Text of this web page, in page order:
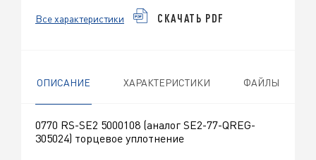
Все характеристики СКАЧАТЬ PDF
ОПИСАНИЕ ХАРАКТЕРИСТИКИ ФАЙЛЫ
0770 RS-SE2 5000108 (аналог SE2-77-QREG-
305024) торцевое уплотнение